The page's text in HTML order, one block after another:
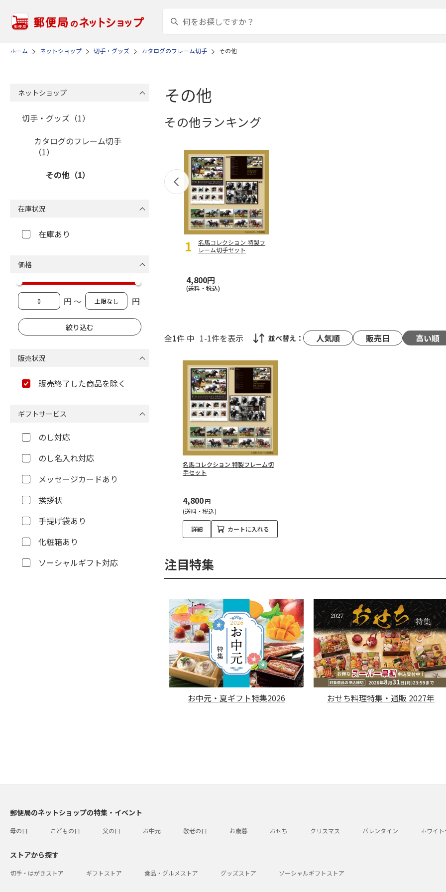
ホーム ネットショップ 切手・グッズ カタログのフレーム切手 その他
その他
その他ランキング
名馬コレクション 特製フ
レーム切手セット
4,800円
(送料・税込)
全1件 中 1-1件を表示 並べ替え： 人気順 販売日 高い順
名馬コレクション 特製フレーム切
手セット
4,800円
(送料・税込)
詳細 カートに入れる
注目特集
お中元・夏ギフト特集2026 おせち料理特集・通販 2027年
ネットショップ
切手・グッズ（1）
カタログのフレーム切手
（1）
その他（1）
在庫状況
在庫あり
価格
円 ～ 円
販売状況
販売終了した商品を除く
ギフトサービス
のし対応
のし名入れ対応
メッセージカードあり
挨拶状
手提げ袋あり
化粧箱あり
ソーシャルギフト対応
郵便局のネットショップの特集・イベント
母の日 こどもの日 父の日 お中元 敬老の日 お歳暮 おせち クリスマス バレンタイン ホワイ
ストアから探す
切手・はがきストア ギフトストア 食品・グルメストア グッズストア ソーシャルギフトストア